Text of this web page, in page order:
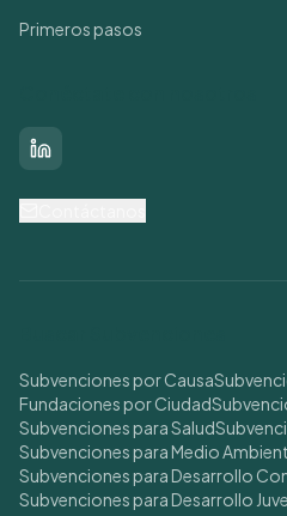
Primeros pasos
LinkedIn
Subvenciones por Causa
Fundaciones por Ciudad
Subvenciones para Salud
Subvenciones para Medio
Subvenciones para Desarrollo
Subvenciones para Desarrollo